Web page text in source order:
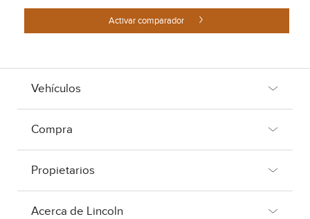
Activar comparador
Vehículos
Compra
Propietarios
Acerca de Lincoln